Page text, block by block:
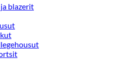
blazerit